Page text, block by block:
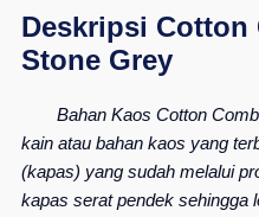
Deskripsi Cotton
Stone Grey
Bahan Kaos Cotton
kain atau bahan kaos yang
(kapas) yang sudah melalui
kapas serat pendek sehingga